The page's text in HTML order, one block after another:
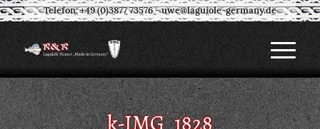
Telefon: +49 (0)3877 73576-uwe@laguiole-germany.de
k-IMG_1828